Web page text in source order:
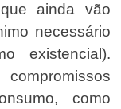
ainda vão
necessário
existencial).
como